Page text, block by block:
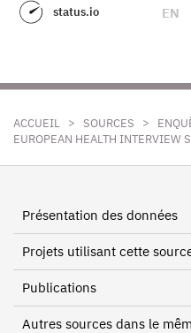
status.io EN
ACCUEIL > SOURCES >
EUROPEAN HEALTH INTERVIEW
Présentation des données
Projets utilisant cette
Publications
Autres sources dans le